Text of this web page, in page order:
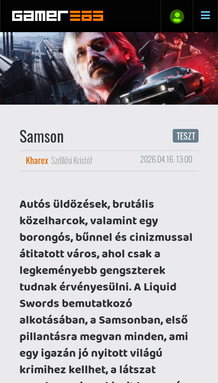
Samson TESZT
Autós üldözések, brutális
közelharcok, valamint egy
legkeményebb gengszterek
tudnak érvényesülni. A Liquid
Swords bemutatkozó
alkotásában, a Samsonban, első
pillantásra megvan minden, ami
egy igazán jó nyitott világú
krimihez kellhet, a látszat
azonban sajnos kicsit becsapós.
Mert hiába a remek grafika, az
ütős alapgondolat vagy a roppant
kedvező árcédula, ha a csillogó
külső alatt felszínes mechanikák
és jelentős technikai problémák
lapulnak…